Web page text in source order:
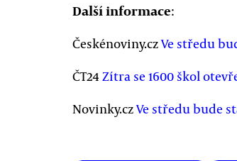
Další informace:
Českénoviny.czVe středu
ČT24 Zítra se 1600 škol
Novinky.czVe středu bude